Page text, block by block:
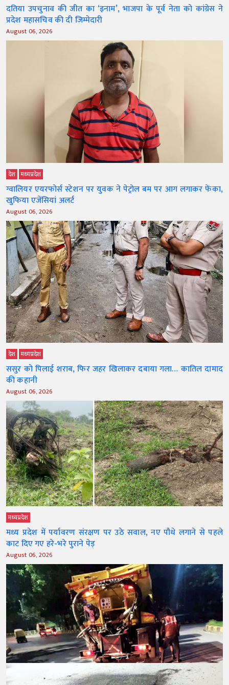
दतिया उपचुनाव की जीत का ‘इनाम’, भाजपा के पूर्व नेता को कांग्रेस ने
प्रदेश महासचिव की दी जिम्मेदारी
August 06, 2026
देश मध्‍यप्रदेश
ग्वालियर एयरफोर्स स्टेशन पर युवक ने पेट्रोल बम पर आग लगाकर फेंका,
खुफिया एजेंसियां अलर्ट
August 06, 2026
देश मध्‍यप्रदेश
ससुर को पिलाई शराब, फिर जहर खिलाकर दबाया गला… कातिल दामाद
की कहानी
August 06, 2026
मध्‍यप्रदेश
मध्य प्रदेश में पर्यावरण संरक्षण पर उठे सवाल, नए पौधे लगाने से पहले
काट दिए गए हरे-भरे पुराने पेड़
August 06, 2026